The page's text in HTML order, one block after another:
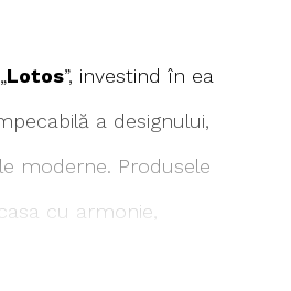
Lotos”, investind în ea
a designului,
moderne. Produsele
cu armonie,